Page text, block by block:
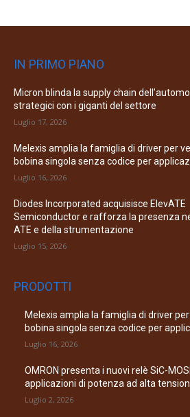
IN PRIMO PIANO
Micron blinda la supply chain
strategici con i giganti del settore
Luglio 17, 2026
Melexis amplia la famiglia di driver per
bobina singola senza codice per
Luglio 16, 2026
Diodes Incorporated acquisisce ElevATE
Semiconductor e rafforza la presenza
ATE e della strumentazione
Luglio 15, 2026
PRODOTTI
Melexis amplia la famiglia di driver
bobina singola senza codice per
Luglio 16, 2026
OMRON presenta i nuovi relè SiC-
applicazioni di potenza ad alta
Luglio 2, 2026